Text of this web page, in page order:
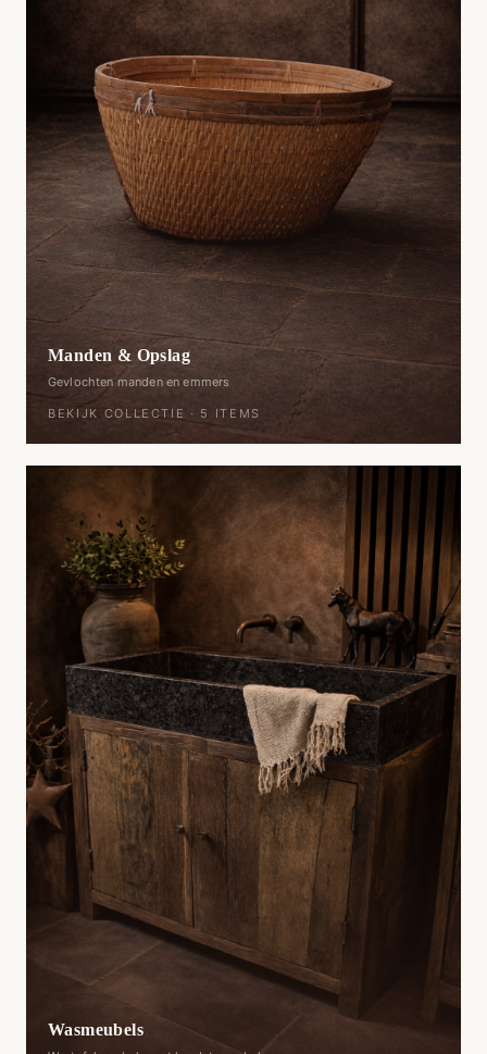
Manden & Opslag
Gevlochten manden en emmers
BEKIJK COLLECTIE · 5 ITEMS
Wasmeubels